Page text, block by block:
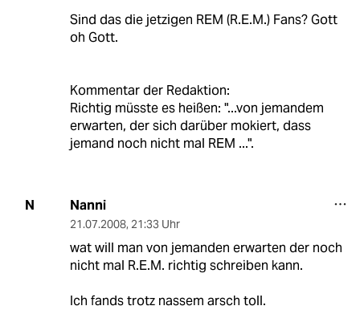
Sind das die jetzigen REM (R.E.M.) Fans? Gott
oh Gott.
Kommentar der Redaktion:
Richtig müsste es heißen: "...von jemandem
erwarten, der sich darüber mokiert, dass
jemand noch nicht mal REM ...".
N Nanni
21.07.2008, 21:33 Uhr
wat will man von jemanden erwarten der noch
nicht mal R.E.M. richtig schreiben kann.
Ich fands trotz nassem arsch toll.